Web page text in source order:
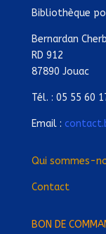
Bibliothèque
Bernardan
RD 912
87890 Jouac
Tél. : 05 55 60
Email :
Qui sommes-
Contact
BON DE